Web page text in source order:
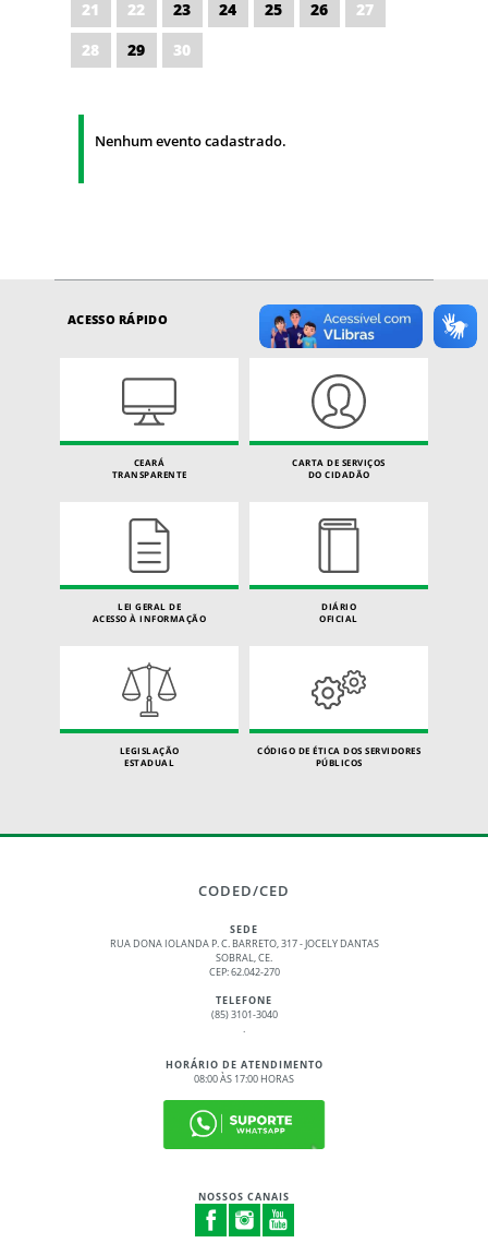
21
22 23 24 25 26
27
28
29 30
Nenhum evento cadastrado.
ACESSO RÁPIDO
CEARÁ
TRANSPARENTE
CARTA DE SERVIÇOS
DO CIDADÃO
LEI GERAL DE
ACESSO À INFORMAÇÃO
DIÁRIO
OFICIAL
LEGISLAÇÃO
ESTADUAL
CÓDIGO DE ÉTICA DOS SERVIDORES
PÚBLICOS
CODED/CED
SEDE
RUA DONA IOLANDA P. C. BARRETO, 317 - JOCELY DANTAS
SOBRAL, CE.
CEP: 62.042-270
TELEFONE
(85) 3101-3040
.
HORÁRIO DE ATENDIMENTO
08:00 ÀS 17:00 HORAS
NOSSOS CANAIS